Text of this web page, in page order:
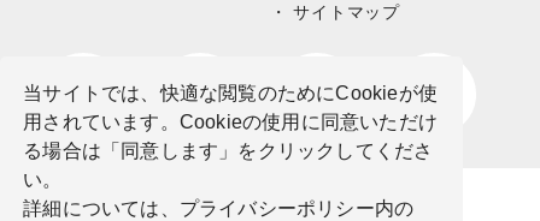
当サイトでは、快適な閲覧のためにCookieが使
用されています。Cookieの使用に同意いただけ
る場合は「同意します」をクリックしてくださ
い。
詳細については、プライバシーポリシー内の
サイトマップ